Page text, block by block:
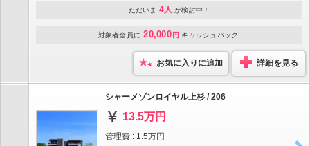
ただいま 4人 が検討中！
対象者全員に 20,000 円 キャッシュバック!
お気に入りに追加 詳細を見る
シャーメゾンロイヤル上杉 / 206
13.5万円
管理費 : 1.5万円